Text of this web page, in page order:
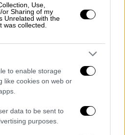
Use,
or Sharing of my
Unrelated with the
was collected.
to enable storage
like cookies on web or
data to be sent to
purposes.
13,5% και το
Και στη δημοσκόπηση
στην
έναντι 13,9% του
είναι ότι η τάση
προφανώς η διαφορά
του στατιστικού
αποτυπώνεται σ΄
των τελευταίων